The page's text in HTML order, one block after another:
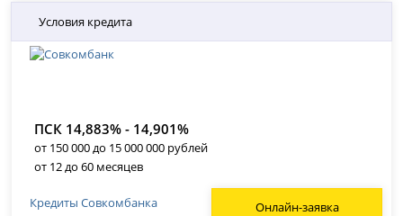
Условия кредита
ПСК 14,883% - 14,901%
от 150 000 до 15 000 000 рублей
от 12 до 60 месяцев
Онлайн-заявка
Кредиты Совкомбанка